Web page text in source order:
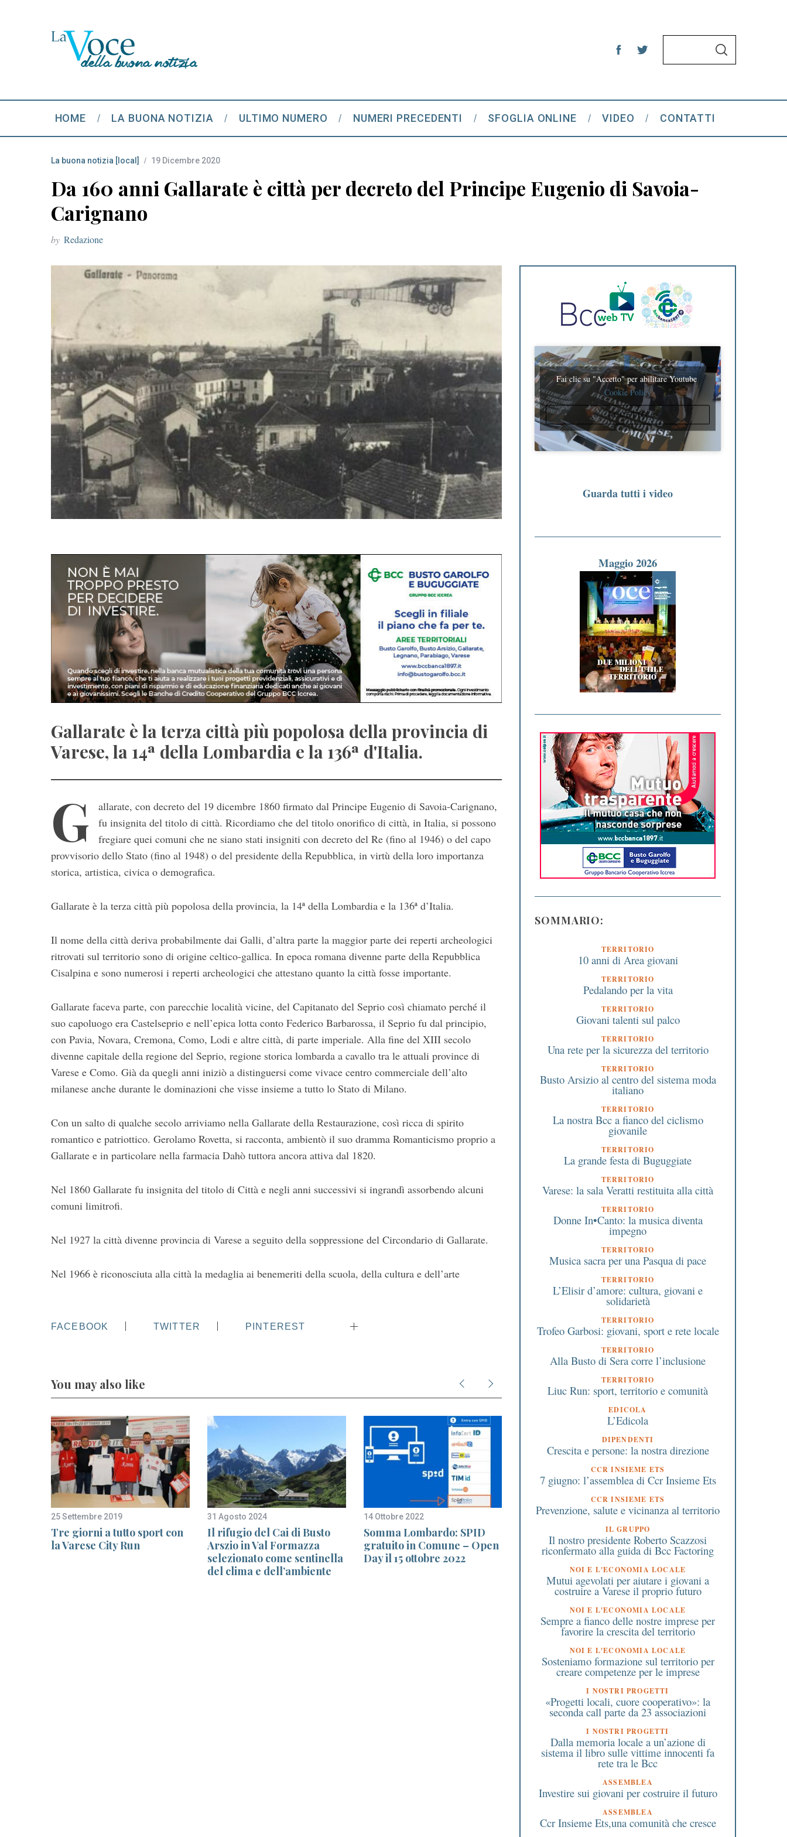
h
f
:
S
HOME LA BUONA NOTIZIA ULTIMO NUMERO NUMERI PRECEDENTI SFOGLIA ONLINE VIDEO CONTATTI
La buona notizia [local] 19 Dicembre 2020
Da 160 anni Gallarate è città per decreto del Principe Eugenio di Savoia-
Carignano
by Redazione
Gallarate è la terza città più popolosa della provincia di
Varese, la 14ª della Lombardia e la 136ª d'Italia.
G
allarate, con decreto del 19 dicembre 1860 firmato dal Principe Eugenio di Savoia-Carignano,
fu insignita del titolo di città. Ricordiamo che del titolo onorifico di città, in Italia, si possono
fregiare quei comuni che ne siano stati insigniti con decreto del Re (fino al 1946) o del capo
provvisorio dello Stato (fino al 1948) o del presidente della Repubblica, in virtù della loro importanza
storica, artistica, civica o demografica.
Gallarate è la terza città più popolosa della provincia, la 14ª della Lombardia e la 136ª d’Italia.
Il nome della città deriva probabilmente dai Galli, d’altra parte la maggior parte dei reperti archeologici
ritrovati sul territorio sono di origine celtico-gallica. In epoca romana divenne parte della Repubblica
Cisalpina e sono numerosi i reperti archeologici che attestano quanto la città fosse importante.
Gallarate faceva parte, con parecchie località vicine, del Capitanato del Seprio così chiamato perché il
suo capoluogo era Castelseprio e nell’epica lotta conto Federico Barbarossa, il Seprio fu dal principio,
con Pavia, Novara, Cremona, Como, Lodi e altre città, di parte imperiale. Alla fine del XIII secolo
divenne capitale della regione del Seprio, regione storica lombarda a cavallo tra le attuali province di
Varese e Como. Già da quegli anni iniziò a distinguersi come vivace centro commerciale dell’alto
milanese anche durante le dominazioni che visse insieme a tutto lo Stato di Milano.
Con un salto di qualche secolo arriviamo nella Gallarate della Restaurazione, così ricca di spirito
romantico e patriottico. Gerolamo Rovetta, si racconta, ambientò il suo dramma Romanticismo proprio a
Gallarate e in particolare nella farmacia Dahò tuttora ancora attiva dal 1820.
Nel 1860 Gallarate fu insignita del titolo di Città e negli anni successivi si ingrandì assorbendo alcuni
comuni limitrofi.
Nel 1927 la città divenne provincia di Varese a seguito della soppressione del Circondario di Gallarate.
Nel 1966 è riconosciuta alla città la medaglia ai benemeriti della scuola, della cultura e dell’arte
FACEBOOK TWITTER PINTEREST
You may also like
25 Settembre 2019
Tre giorni a tutto sport con
la Varese City Run
31 Agosto 2024
Il rifugio del Cai di Busto
Arszio in Val Formazza
selezionato come sentinella
del clima e dell’ambiente
14 Ottobre 2022
Somma Lombardo: SPID
gratuito in Comune – Open
Day il 15 ottobre 2022
3 Giugno 2017
Dieci anni passati ad aiutare
gli altri per il Banco San
Benedetto di Vittuone
4 Marzo 2026
investimenti: a
convegno gratuito il 5
marzo di
Milanese in
con la Bcc e l’Ordine
Commercialisti
Fai clic su "Accetto" per abilitare Youtube
Cookie Policy
ACCETTO
Guarda tutti i video
Maggio 2026
SOMMARIO:
TERRITORIO
10 anni di Area giovani
TERRITORIO
Pedalando per la vita
TERRITORIO
Giovani talenti sul palco
TERRITORIO
Una rete per la sicurezza del territorio
TERRITORIO
Busto Arsizio al centro del sistema moda
italiano
TERRITORIO
La nostra Bcc a fianco del ciclismo
giovanile
TERRITORIO
La grande festa di Buguggiate
TERRITORIO
Varese: la sala Veratti restituita alla città
TERRITORIO
Donne In•Canto: la musica diventa
impegno
TERRITORIO
Musica sacra per una Pasqua di pace
TERRITORIO
L’Elisir d’amore: cultura, giovani e
solidarietà
TERRITORIO
Trofeo Garbosi: giovani, sport e rete locale
TERRITORIO
Alla Busto di Sera corre l’inclusione
TERRITORIO
Liuc Run: sport, territorio e comunità
EDICOLA
L’Edicola
DIPENDENTI
Crescita e persone: la nostra direzione
CCR INSIEME ETS
7 giugno: l’assemblea di Ccr Insieme Ets
CCR INSIEME ETS
Prevenzione, salute e vicinanza al territorio
IL GRUPPO
Il nostro presidente Roberto Scazzosi
riconfermato alla guida di Bcc Factoring
NOI E L'ECONOMIA LOCALE
Mutui agevolati per aiutare i giovani a
costruire a Varese il proprio futuro
NOI E L'ECONOMIA LOCALE
Sempre a fianco delle nostre imprese per
favorire la crescita del territorio
NOI E L'ECONOMIA LOCALE
Sosteniamo formazione sul territorio per
creare competenze per le imprese
I NOSTRI PROGETTI
«Progetti locali, cuore cooperativo»: la
seconda call parte da 23 associazioni
I NOSTRI PROGETTI
Dalla memoria locale a un’azione di
sistema il libro sulle vittime innocenti fa
rete tra le Bcc
ASSEMBLEA
Investire sui giovani per costruire il futuro
ASSEMBLEA
Ccr Insieme Ets,una comunità che cresce
S
a
r
h
o